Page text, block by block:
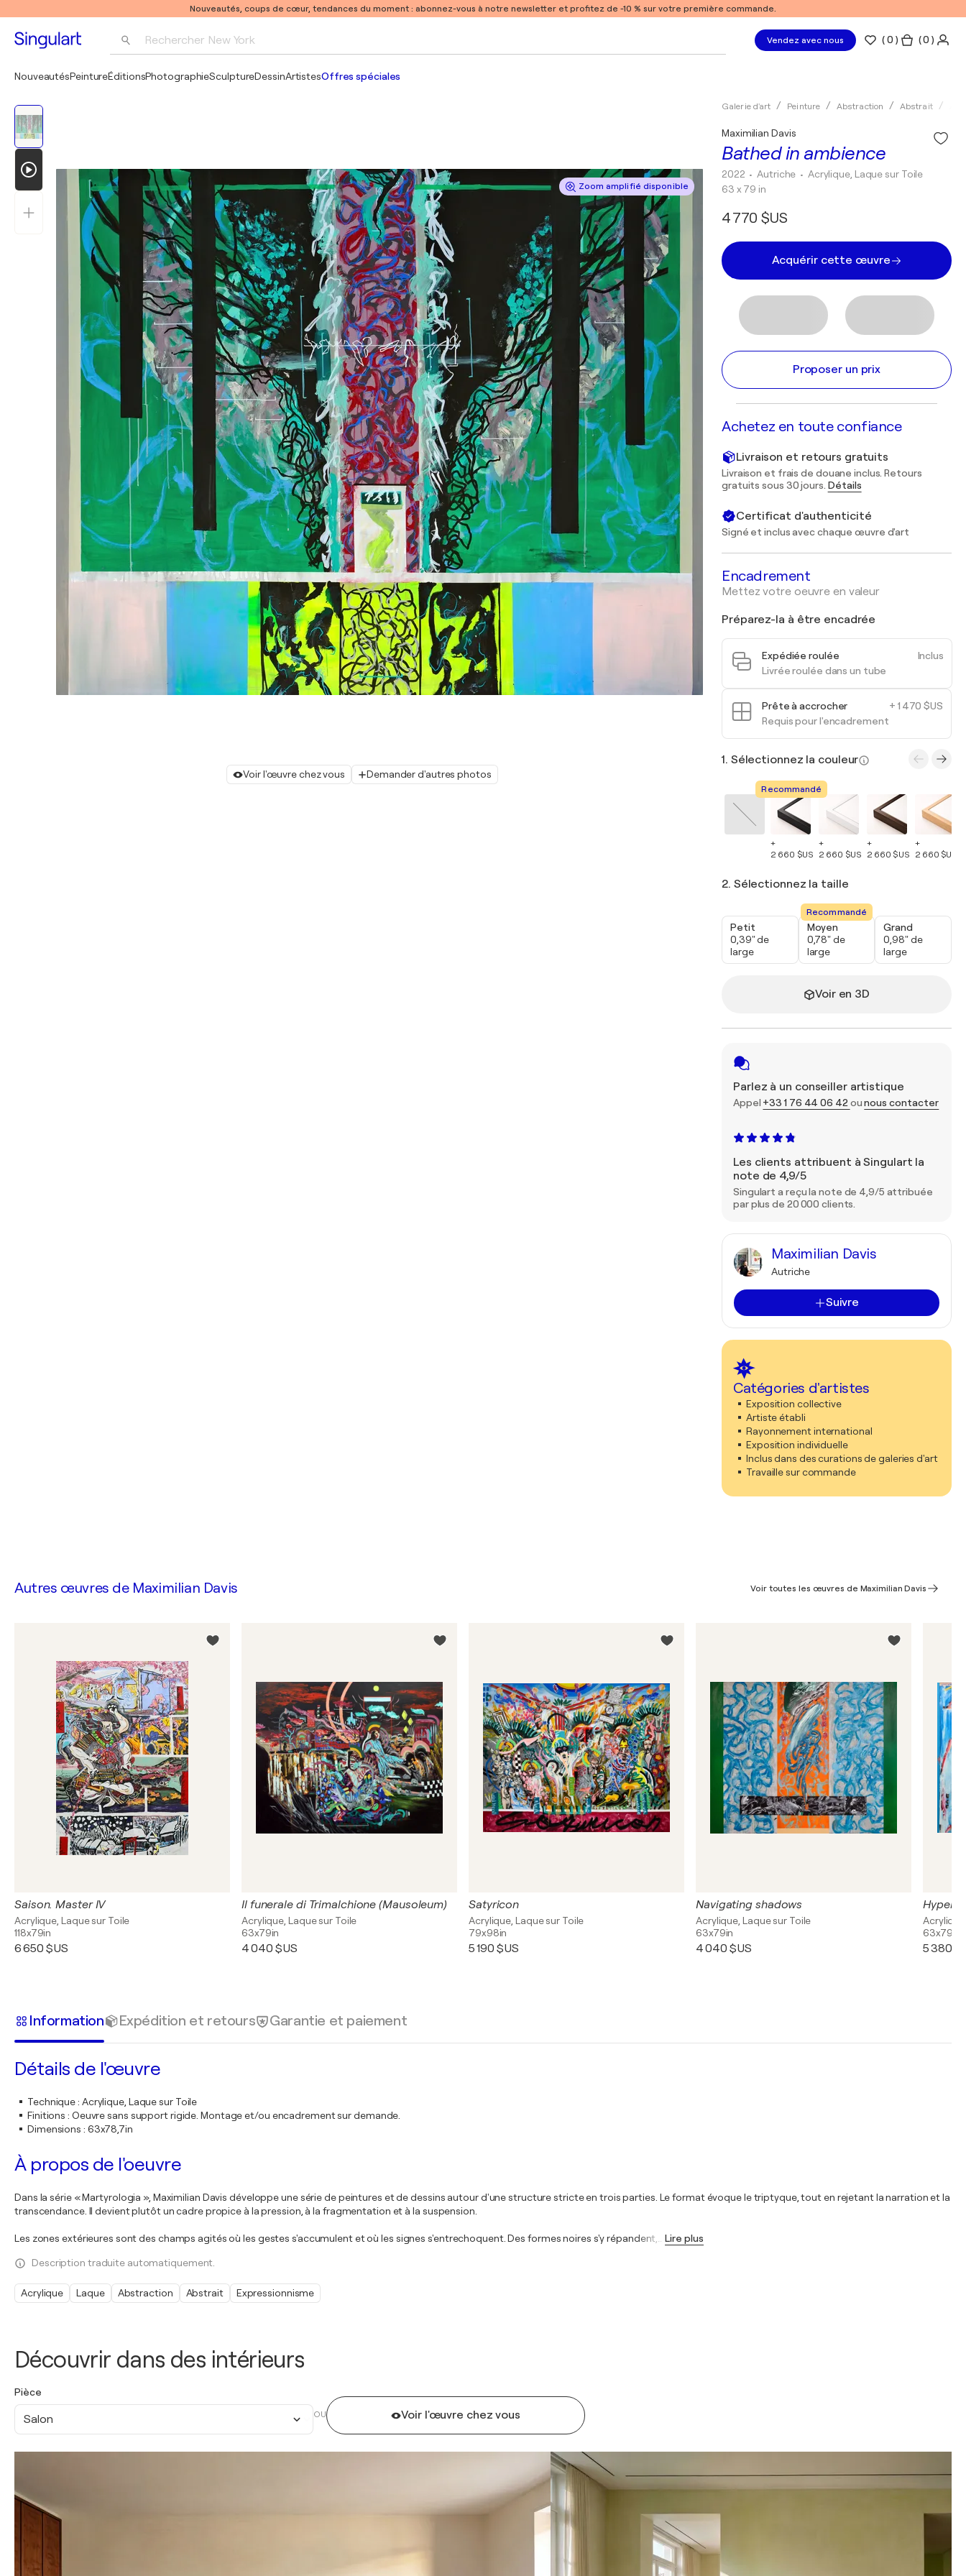
Nouveautés, coups de cœur, tendances du moment : abonnez-vous à notre newsletter et profitez de -10 % sur votre première commande.
Rechercher New York Vendez avec nous (0 ) ( 0 )
NouveautésPeintureÉditionsPhotographieSculptureDessinArtistesOffres spéciales
Zoom amplifié disponible
Voir l'œuvre chez vous Demander d'autres photos
Galerie d'art Peinture Abstraction Abstrait
Bathed in ambience
Maximilian Davis
2022 • Autriche • Acrylique, Laque sur Toile
63 x 79 in
4 770 $US
Acquérir cette œuvre
Proposer un prix
Achetez en toute confiance
Livraison et retours gratuits
Livraison et frais de douane inclus. Retours
gratuits sous 30 jours. Détails
Certificat d'authenticité
Signé et inclus avec chaque œuvre d'art
Encadrement
Mettez votre oeuvre en valeur
Préparez-la à être encadrée
Inclus
Expédiée roulée
Livrée roulée dans un tube
+ 1 470 $US
Prête à accrocher
Requis pour l'encadrement
1. Sélectionnez la couleur
Recommandé
+
2 660 $US
+
2 660 $US
+
2 660 $US
+
2 660 $US
2. Sélectionnez la taille
Petit
0,39" de
large
Recommandé
Moyen
0,78" de
large
Grand
0,98" de
large
Voir en 3D
Parlez à un conseiller artistique
Appel +33 1 76 44 06 42 ounous contacter
Les clients attribuent à Singulart la
note de 4,9/5
Singulart a reçu la note de 4,9/5 attribuée
par plus de 20 000 clients.
Maximilian Davis
Autriche
Suivre
Catégories d'artistes
Exposition collective
Artiste établi
Rayonnement international
Exposition individuelle
Inclus dans des curations de galeries d'art
Travaille sur commande
Découvrir dans des intérieurs
Pièce
Salon OU Voir l'œuvre chez vous
Autres œuvres de Maximilian Davis Voir toutes les œuvres de Maximilian Davis
Saison. Master IV
Acrylique, Laque sur Toile
118x79in
6 650 $US
Il funerale di Trimalchione (Mausoleum)
Acrylique, Laque sur Toile
63x79in
4 040 $US
Satyricon
Acrylique, Laque sur Toile
79x98in
5 190 $US
Navigating shadows
Acrylique, Laque sur Toile
63x79in
4 040 $US
63x79in
5 380
Information Expédition et retours Garantie et paiement
Détails de l'œuvre
Technique: Acrylique, Laque sur Toile
Finitions : Oeuvre sans support rigide. Montage et/ou encadrement sur demande.
Dimensions : 63x78,7in
À propos de l'oeuvre
Dans la série « Martyrologia », Maximilian Davis développe une série de peintures et de dessins autour d'une structure stricte en trois parties. Le format évoque le triptyque, tout en rejetant la narration et la
transcendance. Il devient plutôt un cadre propice à la pression, à la fragmentation et à la suspension.
Les zones extérieures sont des champs agités où les gestes s'accumulent et où les signes s'entrechoquent. Des formes noires s'y répandent, Lire plus
Description traduite automatiquement.
Acrylique Laque Abstraction Abstrait Expressionnisme